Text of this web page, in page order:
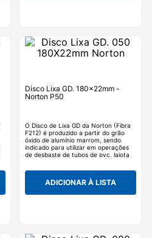
Disco Lixa GD. 180x22mm -
Norton P50
O Disco de Lixa GD da Norton (Fibra
F212) é produzido a partir do grão
óxido de alumínio marrom, sendo
indicado para utilizar em operações
de desbaste de tubos de pvc, lajota
a remoção de tinta antiga e/ou
ADICIONAR À LISTA